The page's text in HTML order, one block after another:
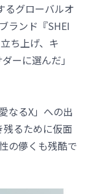
るグローバルオ
ランド『SHEI
ち上げ、キ
ーに選んだ」
なるX」への出
るために仮面
の儚くも残酷で